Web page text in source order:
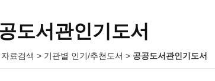
도서관인기도서
료검색 > 기관별 인기/추천도서 > 공공도서관인기도서